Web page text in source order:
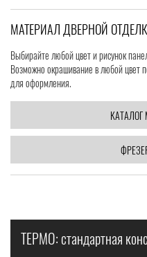
МАТЕРИАЛ ДВЕРНОЙ
Выбирайте любой цвет и рисунок
Возможно окрашивание в любой цвет
для оформления.
ТЕРМО: стандартная